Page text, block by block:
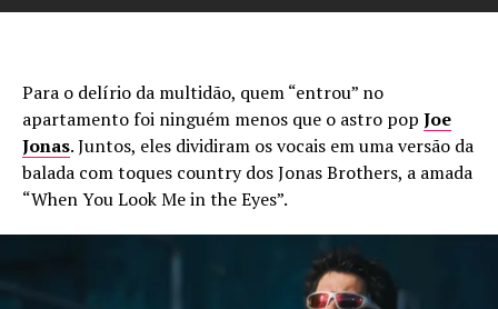
Para o delírio da multidão, quem “entrou” no
apartamento foi ninguém menos que o astro pop Joe
Jonas. Juntos, eles dividiram os vocais em uma versão da
balada com toques country dos Jonas Brothers, a amada
“When You Look Me in the Eyes”.